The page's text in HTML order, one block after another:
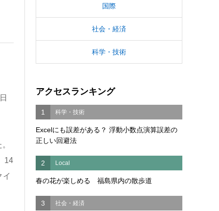
14
イ
国際
社会・経済
科学・技術
アクセスランキング
1 科学・技術
Excelにも誤差がある？ 浮動小数点演算誤差の
正しい回避法
2 Local
春の花が楽しめる 福島県内の散歩道
3 社会・経済